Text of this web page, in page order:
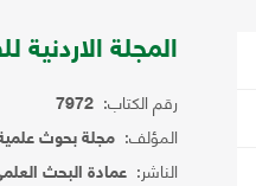
المجلة الاردنية
رقم الكتاب: 7972
المؤلف: مجلة بحوث
الناشر: عمادة البحث